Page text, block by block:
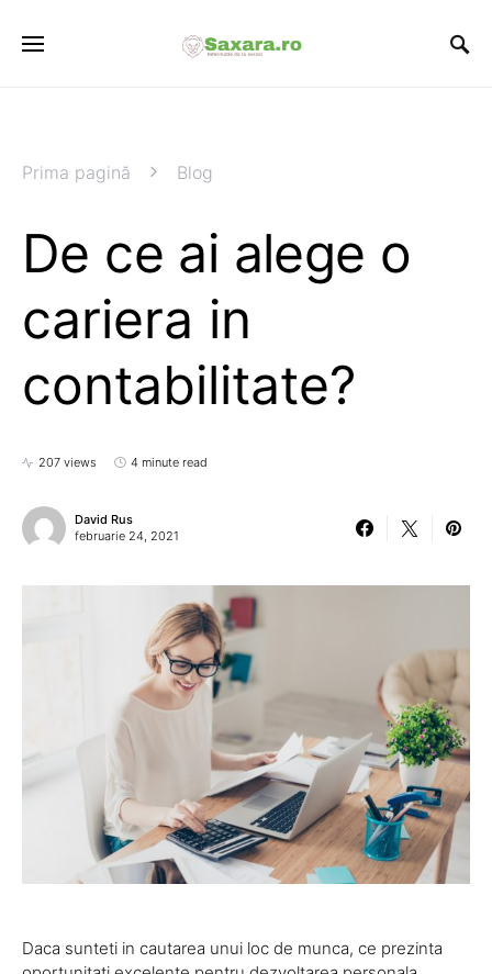
Prima pagină Blog
De ce ai alege o
cariera in
contabilitate?
207 views 4 minute read
David Rus
februarie 24, 2021
Daca sunteti in cautarea unui loc de munca, ce prezinta